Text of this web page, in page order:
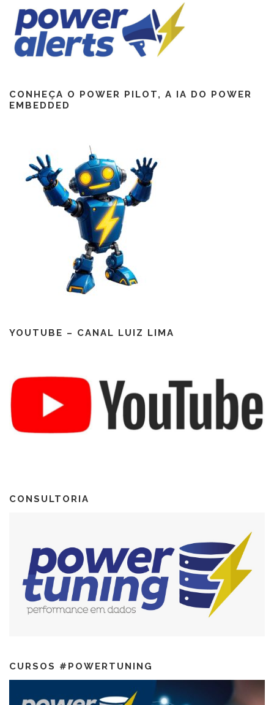
CONHEÇA O POWER PILOT, A IA DO POWER
EMBEDDED
YOUTUBE – CANAL LUIZ LIMA
CONSULTORIA
CURSOS #POWERTUNING